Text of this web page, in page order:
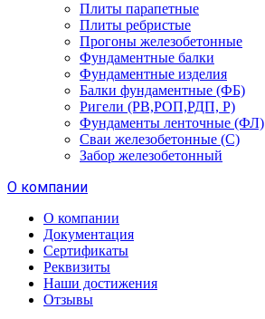
Плиты парапетные
Плиты ребристые
Прогоны железобетонные
Фундаментные балки
Фундаментные изделия
Балки фундаментные (ФБ)
Ригели (РВ,РОП,РДП, Р)
Фундаменты ленточные (ФЛ)
Сваи железобетонные (С)
Забор железобетонный
О компании
О компании
Документация
Сертификаты
Реквизиты
Наши достижения
Отзывы